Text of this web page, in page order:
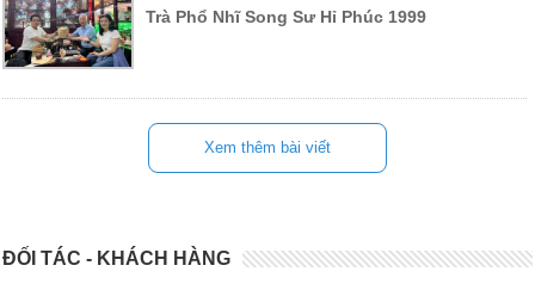
Trà Phổ Nhĩ Song Sư Hỉ Phúc 1999
Xem thêm bài viết
ĐỐI TÁC - KHÁCH HÀNG